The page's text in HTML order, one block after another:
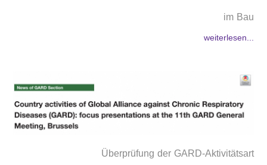
im Bau
weiterlesen...
Überprüfung der GARD-Aktivitätsart